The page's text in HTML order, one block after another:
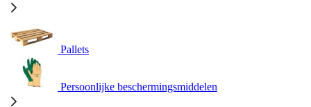
Pallets
Persoonlijke beschermingsmiddelen